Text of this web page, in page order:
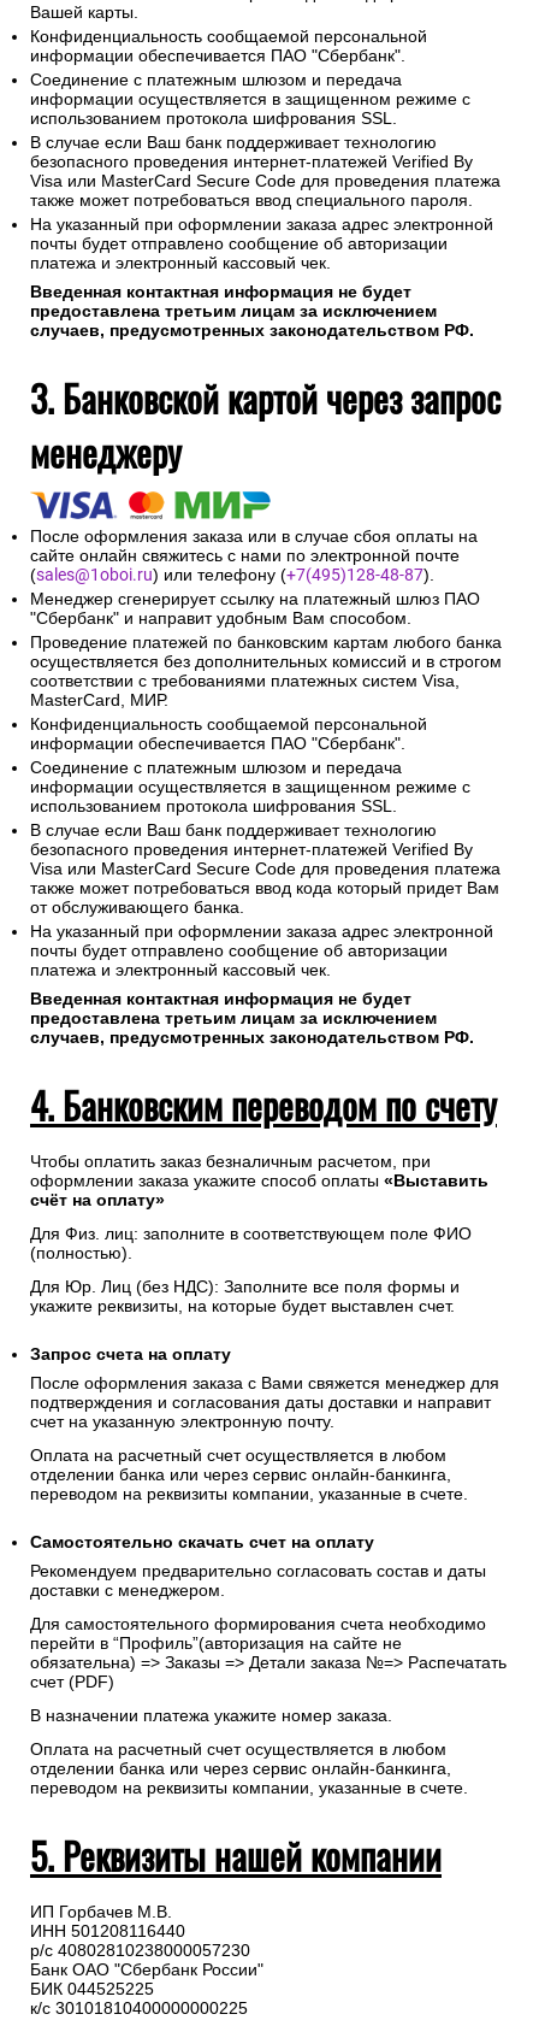
Вашей карты.
Конфиденциальность сообщаемой персональной
информации обеспечивается ПАО "Сбербанк".
Соединение с платежным шлюзом и передача
информации осуществляется в защищенном режиме с
использованием протокола шифрования SSL.
В случае если Ваш банк поддерживает технологию
безопасного проведения интернет-платежей Verified By
Visa или MasterCard Secure Code для проведения платежа
также может потребоваться ввод специального пароля.
На указанный при оформлении заказа адрес электронной
почты будет отправлено сообщение об авторизации
платежа и электронный кассовый чек.
Введенная контактная информация не будет
предоставлена третьим лицам за исключением
случаев, предусмотренных законодательством РФ.
3. Банковской картой через запрос
менеджеру
После оформления заказа или в случае сбоя оплаты на
сайте онлайн свяжитесь с нами по электронной почте
(sales@1oboi.ru) или телефону (+7(495)128-48-87).
Менеджер сгенерирует ссылку на платежный шлюз ПАО
"Сбербанк" и направит удобным Вам способом.
Проведение платежей по банковским картам любого банка
осуществляется без дополнительных комиссий и в строгом
соответствии с требованиями платежных систем Visa,
MasterCard, МИР.
Конфиденциальность сообщаемой персональной
информации обеспечивается ПАО "Сбербанк".
Соединение с платежным шлюзом и передача
информации осуществляется в защищенном режиме с
использованием протокола шифрования SSL.
В случае если Ваш банк поддерживает технологию
безопасного проведения интернет-платежей Verified By
Visa или MasterCard Secure Code для проведения платежа
также может потребоваться ввод кода который придет Вам
от обслуживающего банка.
На указанный при оформлении заказа адрес электронной
почты будет отправлено сообщение об авторизации
платежа и электронный кассовый чек.
Введенная контактная информация не будет
предоставлена третьим лицам за исключением
случаев, предусмотренных законодательством РФ.
4. Банковским переводом по счету
Чтобы оплатить заказ безналичным расчетом, при
оформлении заказа укажите способ оплаты «Выставить
счёт на оплату»
Для Физ. лиц: заполните в соответствующем поле ФИО
(полностью).
Для Юр. Лиц (без НДС): Заполните все поля формы и
укажите реквизиты, на которые будет выставлен счет.
Запрос счета на оплату
После оформления заказа с Вами свяжется менеджер для
подтверждения и согласования даты доставки и направит
счет на указанную электронную почту.
Оплата на расчетный счет осуществляется в любом
отделении банка или через сервис онлайн-банкинга,
переводом на реквизиты компании, указанные в счете.
Самостоятельно скачать счет на оплату
Рекомендуем предварительно согласовать состав и даты
доставки с менеджером.
Для самостоятельного формирования счета необходимо
перейти в “Профиль”(авторизация на сайте не
обязательна) => Заказы => Детали заказа №=> Распечатать
счет (PDF)
В назначении платежа укажите номер заказа.
Оплата на расчетный счет осуществляется в любом
отделении банка или через сервис онлайн-банкинга,
переводом на реквизиты компании, указанные в счете.
5. Реквизиты нашей компании
ИП Горбачев М.В.
ИНН 501208116440
р/с 40802810238000057230
Банк ОАО "Сбербанк России"
БИК 044525225
к/с 30101810400000000225